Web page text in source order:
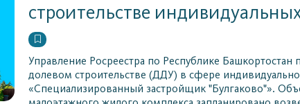
строительстве
Управление Росреестра по Республике
долевом строительстве (ДДУ) в сфере
«Специализированный застройщик "Булгаково"».